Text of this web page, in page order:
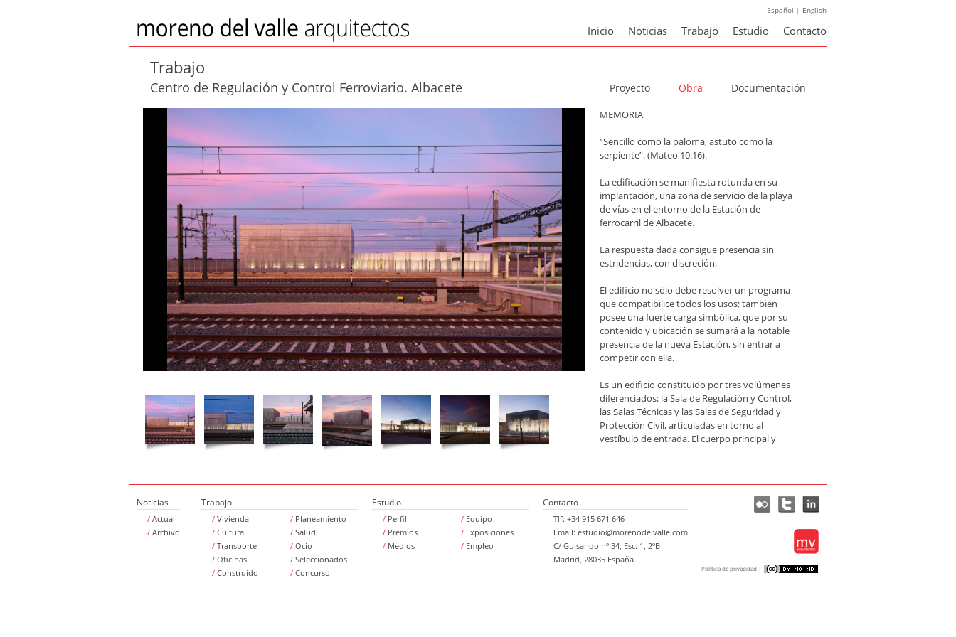
Inicio Noticias Trabajo Estudio Contacto
Español | English
Trabajo
Centro de Regulación y Control Ferroviario. Albacete Proyecto Obra Documentación
MEMORIA
“Sencillo como la paloma, astuto como la
serpiente”. (Mateo 10:16).
La edificación se manifiesta rotunda en su
implantación, una zona de servicio de la playa
de vías en el entorno de la Estación de
ferrocarril de Albacete.
La respuesta dada consigue presencia sin
estridencias, con discreción.
El edificio no sólo debe resolver un programa
que compatibilice todos los usos; también
posee una fuerte carga simbólica, que por su
contenido y ubicación se sumará a la notable
presencia de la nueva Estación, sin entrar a
competir con ella.
Es un edificio constituido por tres volúmenes
diferenciados: la Sala de Regulación y Control,
las Salas Técnicas y las Salas de Seguridad y
Protección Civil, articuladas en torno al
vestíbulo de entrada. El cuerpo principal y
representativo del proyecto, de mayores
que alberga las salas técnicas propiamente
dichas y el tercer volumen es el destinado a
Seguridad y Protección Civil, todos ellos
articulados en torno al núcleo común en
donde están el vestíbulo de entrada, los aseos
y los vestuarios de personal. Este diseño dota
de autonomía a cada bloque, lo que ha
Noticias
/ Actual
/ Archivo
Trabajo
/ Vivienda / Planeamiento
/ Cultura / Salud
/ Transporte / Ocio
/ Oficinas / Seleccionados
/ Construido / Concurso
Estudio
/ Perfil / Equipo
/ Premios / Exposiciones
/ Medios / Empleo
Contacto
Tlf: +34 915 671 646
Email: estudio@morenodelvalle.com
C/ Guisando nº 34, Esc. 1, 2ºB
Madrid, 28035 España
Política de privacidad |